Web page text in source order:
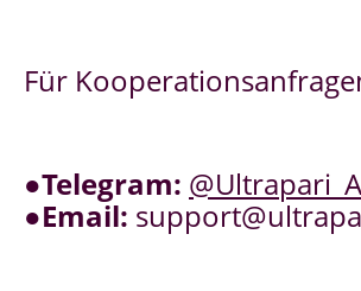
Für
●Telegram:
●Email: